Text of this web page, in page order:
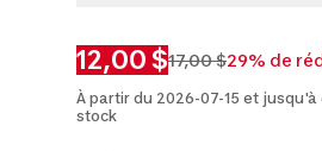
12,00 $17,00 $29% de
À partir du 2026-07-15 et
stock